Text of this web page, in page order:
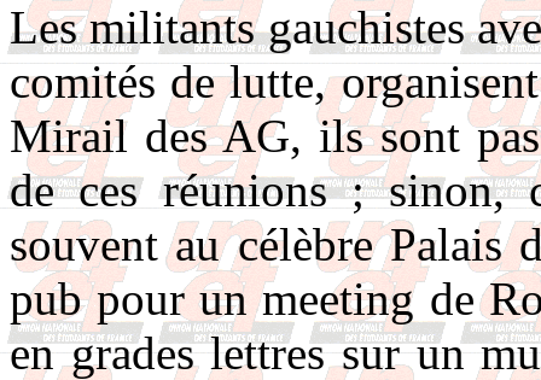
Les militants gauchistes
comités de lutte,
Mirail des AG, ils sont
de ces réunions ; sinon,
souvent au célèbre Palais
pub pour un meeting de
en grades lettres sur un